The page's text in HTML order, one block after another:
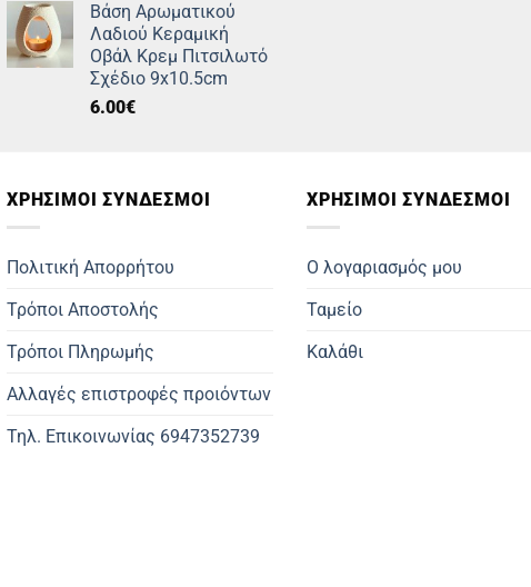
Βάση Αρωματικού
Λαδιού Κεραμική
Οβάλ Κρεμ Πιτσιλωτό
Σχέδιο 9x10.5cm
6.00€
ΧΡΗΣΙΜOΙ ΣΥΝΔΕΣΜΟΙ
Πολιτική Απορρήτου
Τρόποι Αποστολής
Τρόποι Πληρωμής
Αλλαγές επιστροφές προιόντων
Τηλ. Επικοινωνίας 6947352739
ΧΡΗΣΙΜΟΙ ΣΥΝΔΕΣΜΟΙ
Ο λογαριασμός μου
Ταμείο
Καλάθι